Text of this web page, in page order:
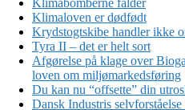
Klimabomberne falder
Klimaloven er dødfødt
Krydstogtskibe handler ikke
Tyra II – det er helt sort
Afgørelse på klage over
loven om miljømarkedsføring
Du kan nu “offsette” din
Dansk Industris